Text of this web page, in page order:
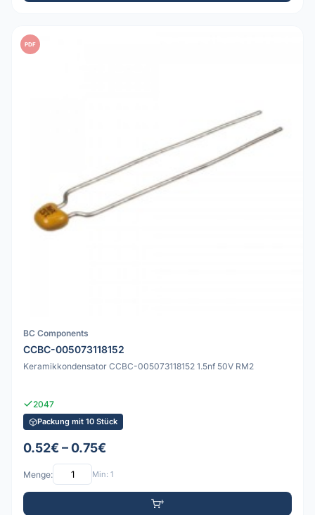
PDF
BC Components
CCBC-005073118152
Keramikkondensator CCBC-005073118152 1.5nf 50V RM2
2047
Packung mit 10 Stück
0.52€ – 0.75€
Menge: Min: 1